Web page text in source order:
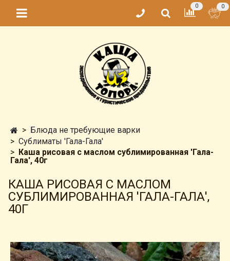
0 0
Блюда не требующие варки
Сублиматы 'Гала-Гала'
Каша рисовая с маслом сублимированная 'Гала-
Гала', 40г
КАША РИСОВАЯ С МАСЛОМ
СУБЛИМИРОВАННАЯ 'ГАЛА-ГАЛА',
40Г